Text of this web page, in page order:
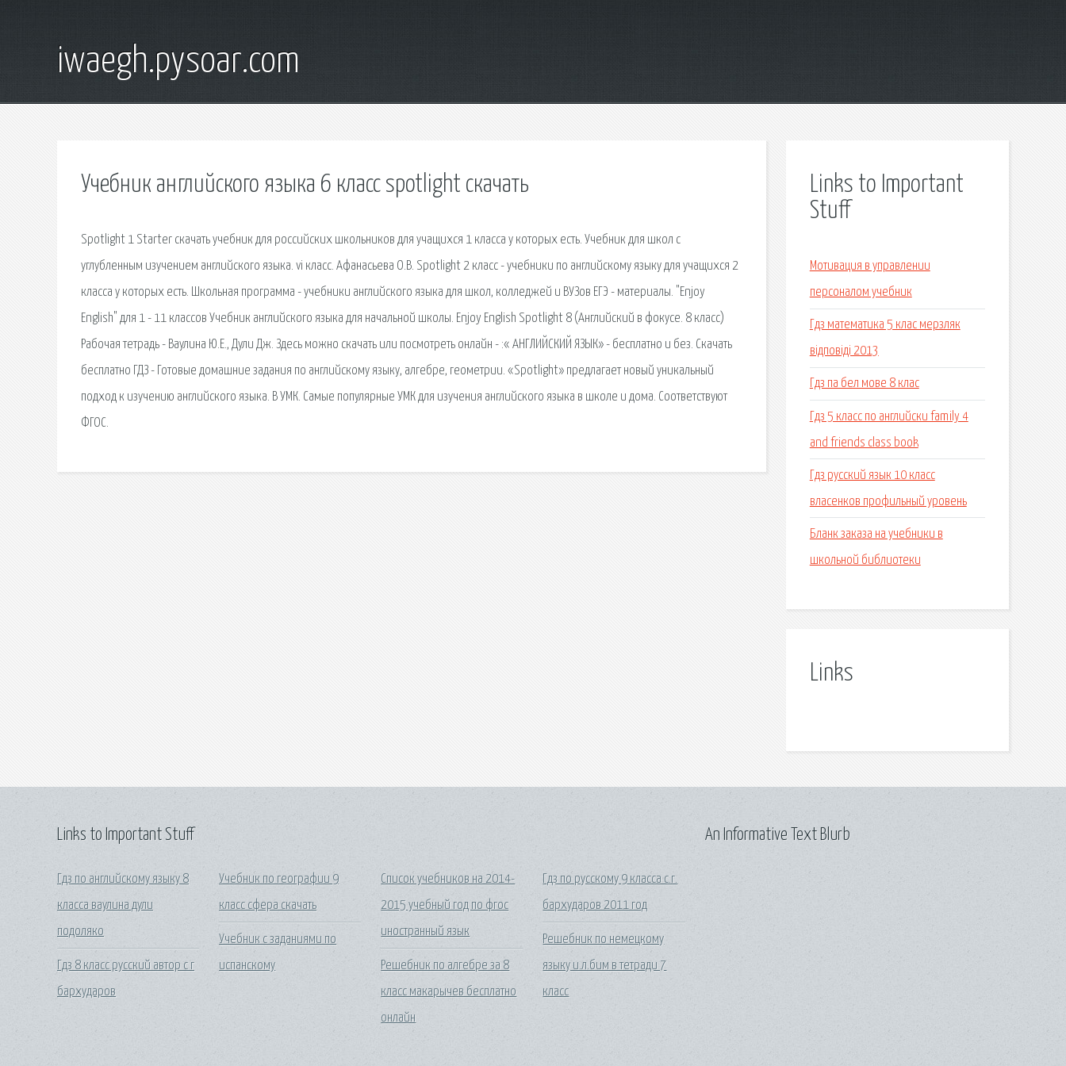
iwaegh.pysoar.com
Учебник английского языка 6 класс spotlight скачать
Spotlight 1 Starter скачать учебник для российских школьников для учащихся 1 класса у которых есть. Учебник для школ с
углубленным изучением английского языка. vi класс. Афанасьева О.В. Spotlight 2 класс - учебники по английскому языку для учащихся 2
класса у которых есть. Школьная программа - учебники английского языка для школ, колледжей и ВУЗов ЕГЭ - материалы. "Enjoy
English" для 1 - 11 классов Учебник английского языка для начальной школы. Enjoy English Spotlight 8 (Английский в фокусе. 8 класс)
Рабочая тетрадь - Ваулина Ю.Е., Дули Дж. Здесь можно скачать или посмотреть онлайн - :« АНГЛИЙСКИЙ ЯЗЫК» - бесплатно и без. Скачать
бесплатно ГДЗ - Готовые домашние задания по английскому языку, алгебре, геометрии. «Spotlight» предлагает новый уникальный
подход к изучению английского языка. В УМК. Самые популярные УМК для изучения английского языка в школе и дома. Соответствуют
ФГОС.
Links to Important
Stuff
Мотивация в управлении
персоналом учебник
Гдз математика 5 клас мерзляк
відповіді 2013
Гдз па бел мове 8 клас
Гдз 5 класс по английски family 4
and friends class book
Гдз русский язык 10 класс
власенков профильный уровень
Бланк заказа на учебники в
школьной библиотеки
Links
Links to Important Stuff
Гдз по английскому языку 8
класса ваулина дули
подоляко
Гдз 8 класс русский автор с г
бархударов
Учебник по географии 9
класс сфера скачать
Учебник с заданиями по
испанскому
Список учебников на 2014-
2015 учебный год по фгос
иностранный язык
Решебник по алгебре за 8
класс макарычев бесплатно
онлайн
Гдз по русскому 9 класса с.г.
бархударов 2011 год
Решебник по немецкому
языку и.л.бим в тетради 7
класс
An Informative Text Blurb